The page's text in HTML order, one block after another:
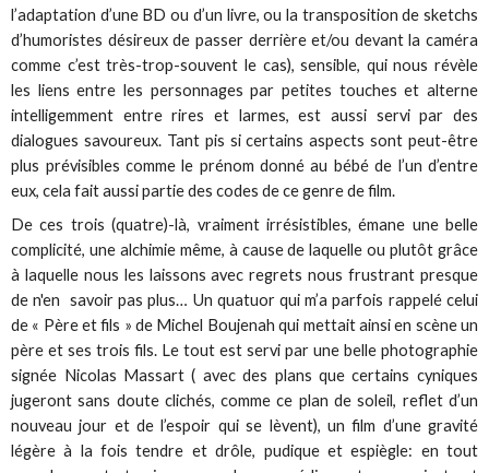
l’adaptation d’une BD ou d’un livre, ou la transposition de sketchs
d’humoristes désireux de passer derrière et/ou devant la caméra
comme c’est très-trop-souvent le cas), sensible, qui nous révèle
les liens entre les personnages par petites touches et alterne
intelligemment entre rires et larmes, est aussi servi par des
dialogues savoureux. Tant pis si certains aspects sont peut-être
plus prévisibles comme le prénom donné au bébé de l’un d’entre
eux, cela fait aussi partie des codes de ce genre de film.
De ces trois (quatre)-là, vraiment irrésistibles, émane une belle
complicité, une alchimie même, à cause de laquelle ou plutôt grâce
à laquelle nous les laissons avec regrets nous frustrant presque
de n'en savoir pas plus… Un quatuor qui m’a parfois rappelé celui
de « Père et fils » de Michel Boujenah qui mettait ainsi en scène un
père et ses trois fils. Le tout est servi par une belle photographie
signée Nicolas Massart ( avec des plans que certains cyniques
jugeront sans doute clichés, comme ce plan de soleil, reflet d’un
nouveau jour et de l’espoir qui se lèvent), un film d’une gravité
légère à la fois tendre et drôle, pudique et espiègle: en tout